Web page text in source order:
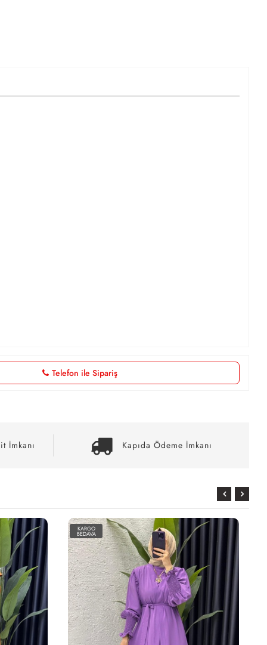
Telefon ile Sipariş
İmkanı Kapıda Ödeme İmkanı
KARGO
BEDAVA